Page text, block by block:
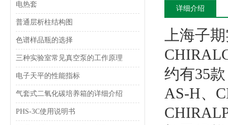
电热套
普通层析柱结构图
色谱样品瓶的选择
三种实验室常见真空泵的工作原理
电子天平的性能指标
气套式二氧化碳培养箱的详细介绍
PHS-3C使用说明书
详细介绍
上海子
约有35
AS-H、